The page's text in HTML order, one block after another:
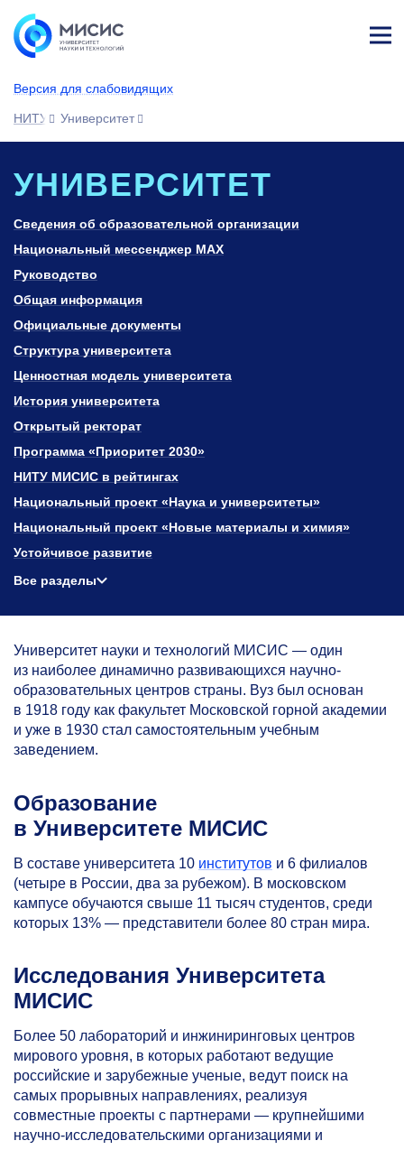
Версия для слабовидящих
т
НИТУ МИСИСУниверситет
УНИВЕРСИТЕТ
Сведения об образовательной организации
Национальный мессенджер MAX
Руководство
Общая информация
Официальные документы
Структура университета
Ценностная модель университета
История университета
Открытый ректорат
Программа «Приоритет 2030»
НИТУ МИСИС в рейтингах
Национальный проект «Наука и университеты»
Национальный проект «Новые материалы и химия»
Устойчивое развитие
Все разделы
Университет науки и технологий МИСИС — один
из наиболее динамично развивающихся научно-
образовательных центров страны. Вуз был основан
в 1918 году как факультет Московской горной академии
и уже в 1930 стал самостоятельным учебным
заведением.
Образование
в Университете МИСИС
В составе университета 10 институтов и 6 филиалов
(четыре в России, два за рубежом). В московском
кампусе обучаются свыше 11 тысяч студентов, среди
которых 13% — представители более 80 стран мира.
Исследования Университета
МИСИС
Более 50 лабораторий и инжиниринговых центров
мирового уровня, в которых работают ведущие
российские и зарубежные ученые, ведут поиск на
самых прорывных направлениях, реализуя
совместные проекты с партнерами — крупнейшими
научно-исследовательскими организациями и